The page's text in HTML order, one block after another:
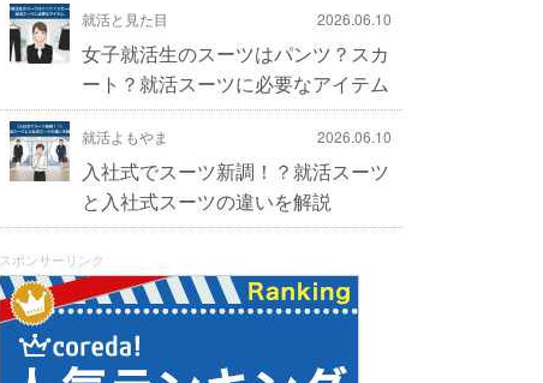
就活と見た目 2026.06.10
女子就活生のスーツはパンツ？スカ
ート？就活スーツに必要なアイテム
就活よもやま 2026.06.10
入社式でスーツ新調！？就活スーツ
と入社式スーツの違いを解説
スポンサーリンク